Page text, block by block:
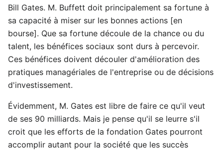
Bill Gates. M. Buffett doit principalement sa fortune à
sa capacité à miser sur les bonnes actions [en
bourse]. Que sa fortune découle de la chance ou du
talent, les bénéfices sociaux sont durs à percevoir.
Ces bénéfices doivent découler d'amélioration des
pratiques managériales de l'entreprise ou de décisions
d'investissement.
Évidemment, M. Gates est libre de faire ce qu'il veut
de ses 90 milliards. Mais je pense qu'il se leurre s'il
croit que les efforts de la fondation Gates pourront
accomplir autant pour la société que les succès